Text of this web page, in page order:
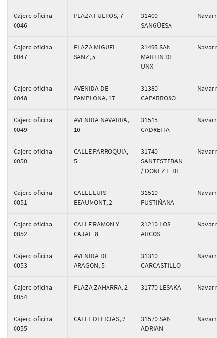
Cajero oficina
0046
PLAZA FUEROS, 7
31400
SANGÜESA
Cajero oficina
0047
PLAZA MIGUEL
SANZ, 5
31495 SAN
MARTIN DE
UNX
Cajero oficina
0048
AVENIDA DE
PAMPLONA, 17
31380
CAPARROSO
Cajero oficina
0049
AVENIDA NAVARRA,
16
31515
CADREITA
Cajero oficina
0050
CALLE PARROQUIA,
5
31740
SANTESTEBAN
/ DONEZTEBE
Cajero oficina
0051
CALLE LUIS
BEAUMONT, 2
31510
FUSTIÑANA
Cajero oficina
0052
CALLE RAMON Y
CAJAL, 8
31210 LOS
ARCOS
Cajero oficina
0053
AVENIDA DE
ARAGON, 5
31310
CARCASTILLO
Cajero oficina
0054
PLAZA ZAHARRA, 2 31770 LESAKA
Cajero oficina
0055
CALLE DELICIAS, 2
31570 SAN
ADRIAN